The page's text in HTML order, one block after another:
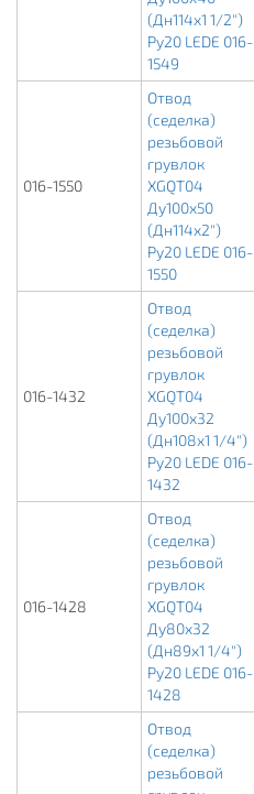
(Дн114х1 1/2")
Ру20 LEDE 016-
1549
016-1550
Отвод
(седелка)
резьбовой
грувлок
XGQT04
Ду100х50
(Дн114х2")
Ру20 LEDE 016-
1550
016-1432
Отвод
(седелка)
резьбовой
грувлок
XGQT04
Ду100х32
(Дн108х1 1/4")
Ру20 LEDE 016-
1432
016-1428
Отвод
(седелка)
резьбовой
грувлок
XGQT04
Ду80х32
(Дн89х1 1/4")
Ру20 LEDE 016-
1428
Отвод
(седелка)
резьбовой